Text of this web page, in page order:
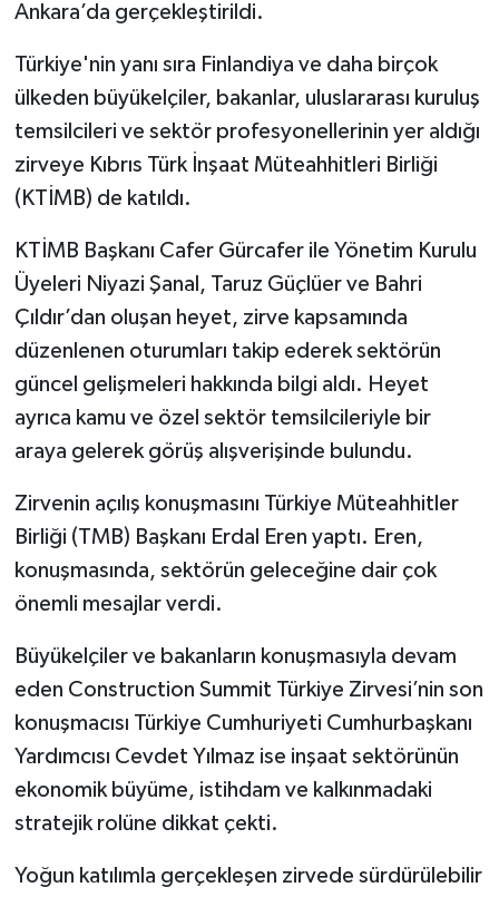
Ankara’da gerçekleştirildi.
Türkiye'nin yanı sıra Finlandiya ve daha birçok
ülkeden büyükelçiler, bakanlar, uluslararası kuruluş
temsilcileri ve sektör profesyonellerinin yer aldığı
zirveye Kıbrıs Türk İnşaat Müteahhitleri Birliği
(KTİMB) de katıldı.
KTİMB Başkanı Cafer Gürcafer ile Yönetim Kurulu
Üyeleri Niyazi Şanal, Taruz Güçlüer ve Bahri
Çıldır’dan oluşan heyet, zirve kapsamında
düzenlenen oturumları takip ederek sektörün
güncel gelişmeleri hakkında bilgi aldı. Heyet
ayrıca kamu ve özel sektör temsilcileriyle bir
araya gelerek görüş alışverişinde bulundu.
Zirvenin açılış konuşmasını Türkiye Müteahhitler
Birliği (TMB) Başkanı Erdal Eren yaptı. Eren,
konuşmasında, sektörün geleceğine dair çok
önemli mesajlar verdi.
Büyükelçiler ve bakanların konuşmasıyla devam
eden Construction Summit Türkiye Zirvesi’nin son
konuşmacısı Türkiye Cumhuriyeti Cumhurbaşkanı
Yardımcısı Cevdet Yılmaz ise inşaat sektörünün
ekonomik büyüme, istihdam ve kalkınmadaki
stratejik rolüne dikkat çekti.
Yoğun katılımla gerçekleşen zirvede sürdürülebilir